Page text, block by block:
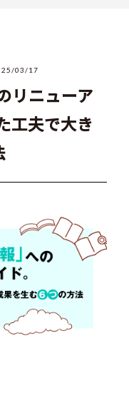
03/17
リニューア
工夫で大き